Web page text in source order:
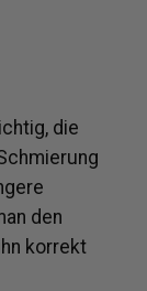
die
den
korrekt